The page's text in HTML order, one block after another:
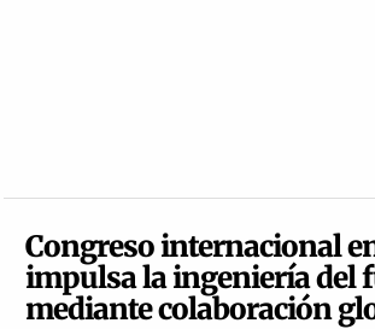
Congreso internacional
impulsa la ingeniería del
mediante colaboración